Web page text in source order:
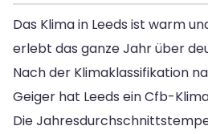
Das Klima in Leeds ist warm
erlebt das ganze Jahr über
Nach der Klimaklassifikation
Geiger hat Leeds ein Cfb-
Die